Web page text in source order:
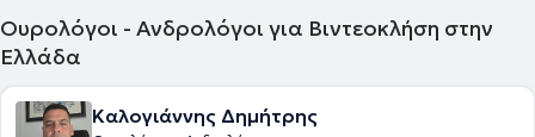
Ουρολόγοι - Ανδρολόγοι για Βιντεοκλήση στην
Ελλάδα
Καλογιάννης Δημήτρης